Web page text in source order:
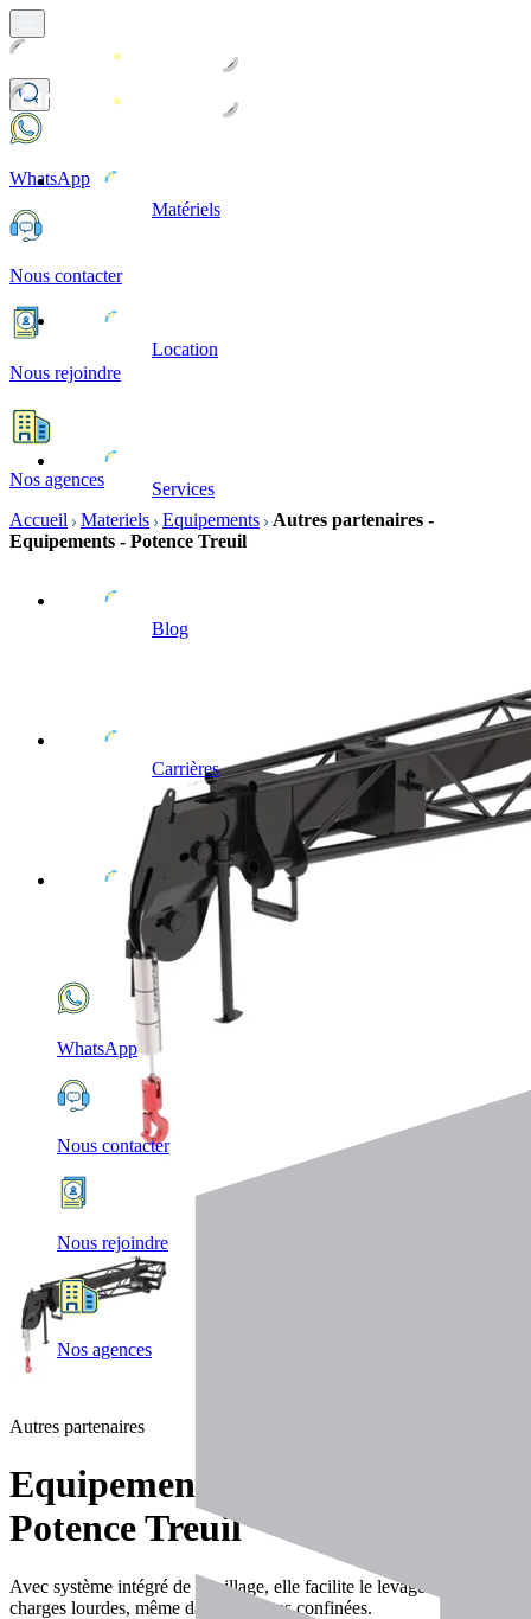
Matériels
Location
Services
Blog
Carrières
WhatsApp
Nous contacter
Nous rejoindre
Nos agences
WhatsApp
Nous contacter
Nous rejoindre
Nos agences
Accueil
Materiels Equipements
Autres partenaires -
Equipements - Potence Treuil
Autres partenaires
Equipements
Potence Treuil
Avec système intégré de treuillage, elle facilite le levage contrôlé de
charges lourdes, même dans les zones confinées.